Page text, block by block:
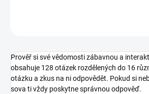
Prověř si své vědomosti zábavnou a
obsahuje 128 otázek rozdělených do 16
otázku a zkus na ni odpovědět. Pokud si
sova ti vždy poskytne správnou odpověď.